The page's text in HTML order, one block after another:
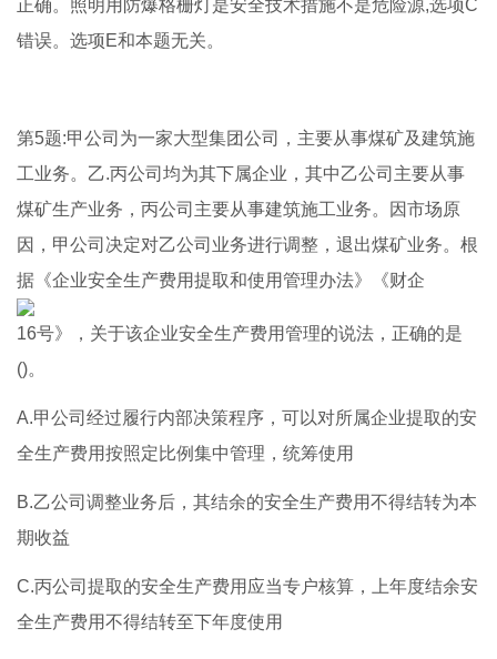
正确。照明用防爆格栅灯是安全技术措施不是危险源,选项C
错误。选项E和本题无关。
第5题:甲公司为一家大型集团公司，主要从事煤矿及建筑施
工业务。乙.丙公司均为其下属企业，其中乙公司主要从事
煤矿生产业务，丙公司主要从事建筑施工业务。因市场原
因，甲公司决定对乙公司业务进行调整，退出煤矿业务。根
据《企业安全生产费用提取和使用管理办法》《财企
16号》，关于该企业安全生产费用管理的说法，正确的是
()。
A.甲公司经过履行内部决策程序，可以对所属企业提取的安
全生产费用按照定比例集中管理，统筹使用
B.乙公司调整业务后，其结余的安全生产费用不得结转为本
期收益
C.丙公司提取的安全生产费用应当专户核算，上年度结余安
全生产费用不得结转至下年度使用